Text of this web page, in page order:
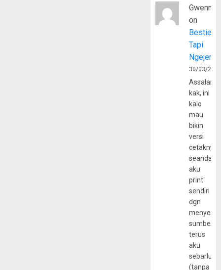
Gwenny
on
Bestie
Tapi
30/03/
kak, ini
kalo
mau
bikin
versi
cetaknya
aku
print
sendiri
dgn
sumber
terus
aku
(tanpa